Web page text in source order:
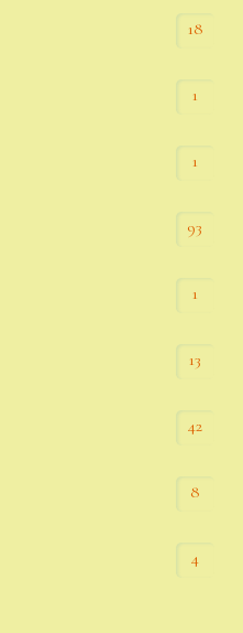
18
1
1
93
1
13
42
8
4